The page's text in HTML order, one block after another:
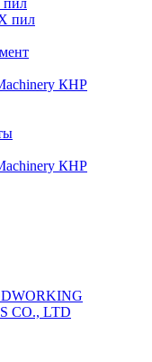
пил
КНР
КНР
CO., LTD